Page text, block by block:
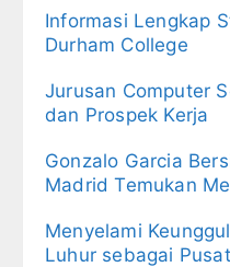
Informasi Lengkap
Durham College
Jurusan Computer
dan Prospek Kerja
Gonzalo Garcia
Madrid Temukan
Menyelami
Luhur sebagai